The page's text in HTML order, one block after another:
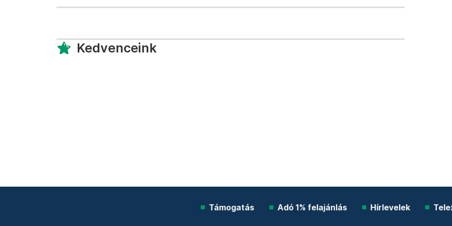
Kedvenceink
Támogatás Adó 1% felajánlás Hírlevelek